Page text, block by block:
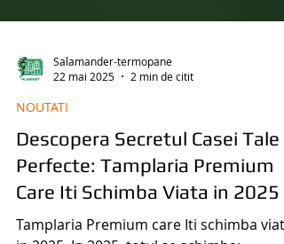
Salamander-termopane
22 mai 2025
NOUTATI
Descopera Secretul Casei Tale
Perfecte: Tamplaria Premium
Care Iti Schimba Viata in 2025